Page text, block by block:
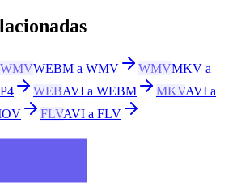
WMVWEBM a WMV WMVMKV a
WEBAVI a WEBM MKVAVI a
FLVAVI a FLV